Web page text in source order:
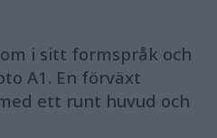
i sitt formspråk och
A1. En förväxt
ett runt huvud och